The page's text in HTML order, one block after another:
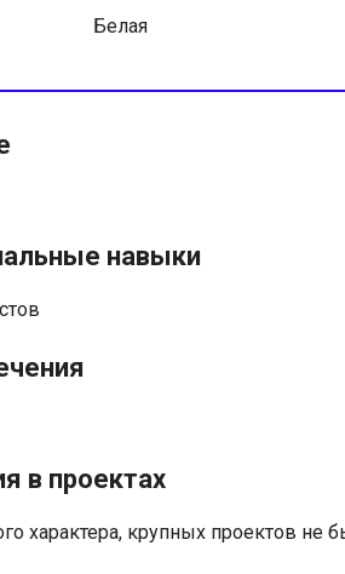
Белая
навыки
в проектах
характера, крупных проектов не